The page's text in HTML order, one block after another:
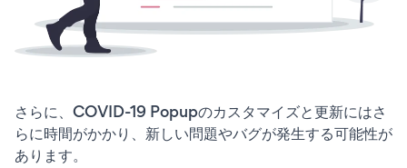
さらに、COVID-19 Popupのカスタマイズと更新にはさ
らに時間がかかり、新しい問題やバグが発生する可能性が
あります。